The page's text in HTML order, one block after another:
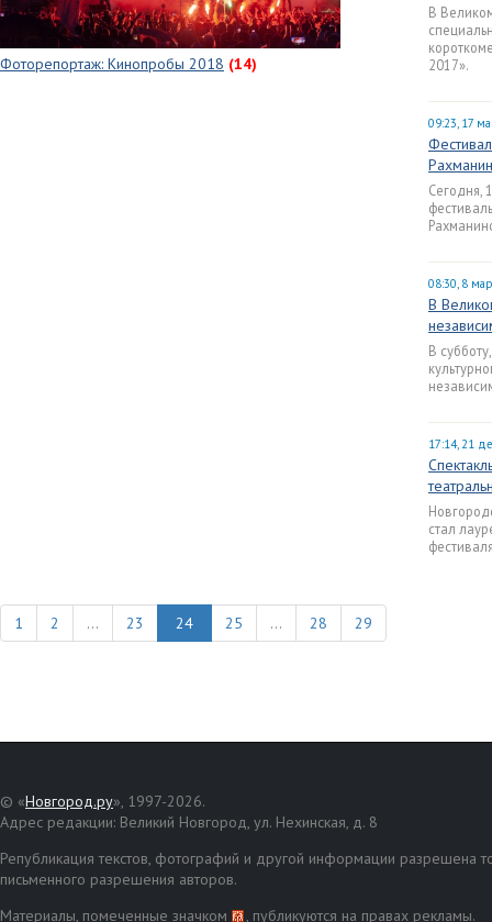
Фоторепортаж: Кинопробы 2018 (14)
В
2017».
09:23, 17
Сегодня,
08:30, 8
В
В
17:14, 21
стал
1 2 ... 23 25 ... 28 29
© «Новгород.ру», 1997-2026.
Адрес редакции: Великий Новгород, ул. Нехинская, д. 8
Републикация текстов, фотографий и другой информации разрешена
письменного разрешения авторов.
Материалы, помеченные значком
, публикуются на правах рекламы.